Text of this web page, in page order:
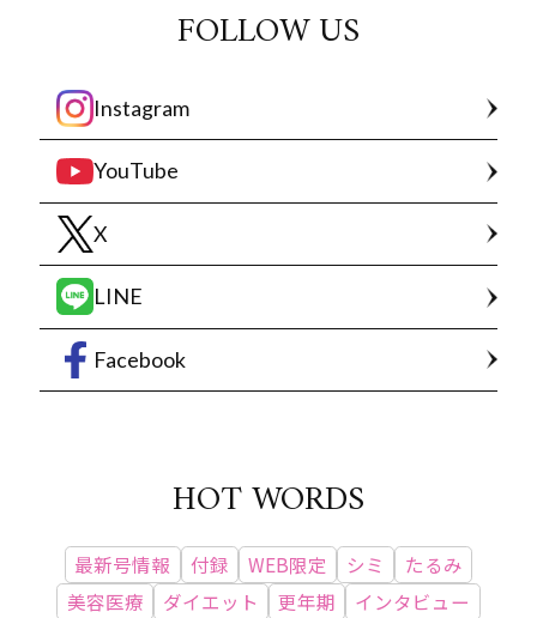
FOLLOW US
Instagram
YouTube
X
LINE
Facebook
HOT WORDS
最新号情報 付録 WEB限定 シミ
たるみ
美容医療
ダイエット 更年期
インタビュー